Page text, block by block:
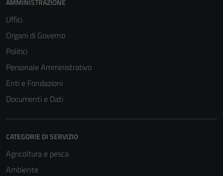
AMMINISTRAZIONE
Uffici
Organi di Governo
Politici
Personale Amministrativo
Enti e Fondazioni
Documenti e Dati
CATEGORIE DI SERVIZIO
Agricoltura e pesca
Ambiente